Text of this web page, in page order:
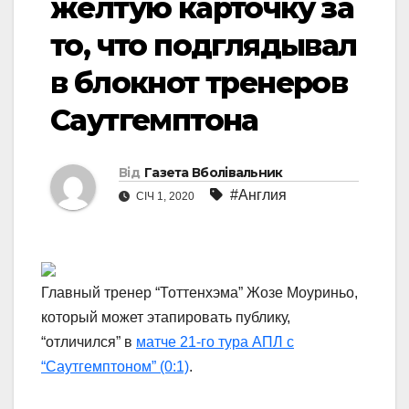
желтую карточку за
то, что подглядывал
в блокнот тренеров
Саутгемптона
Від Газета Вболівальник
СІЧ 1, 2020 #Англия
Главный тренер “Тоттенхэма” Жозе Моуриньо,
который может этапировать публику,
“отличился” в матче 21-го тура АПЛ с
“Саутгемптоном” (0:1).